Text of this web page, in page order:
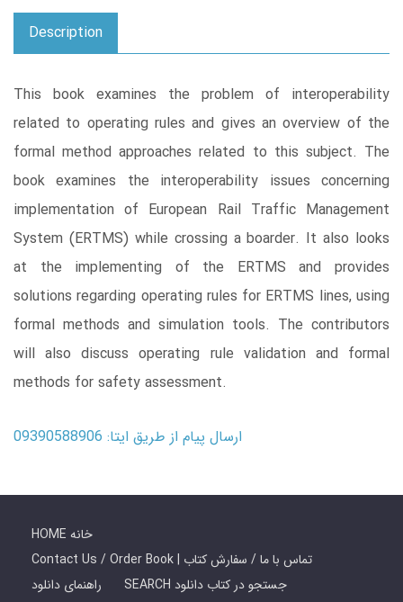
Description
This book examines the problem of interoperability
related to operating rules and gives an overview of the
formal method approaches related to this subject. The
book examines the interoperability issues concerning
implementation of European Rail Traffic Management
System (ERTMS) while crossing a boarder. It also looks
at the implementing of the ERTMS and provides
solutions regarding operating rules for ERTMS lines, using
formal methods and simulation tools. The contributors
will also discuss operating rule validation and formal
methods for safety assessment.
ارسال پیام از طریق ایتا: 09390588906
HOME خانه
Contact Us / Order Book | تماس با ما / سفارش کتاب
راهنمای دانلود
SEARCH جستجو در کتاب دانلود